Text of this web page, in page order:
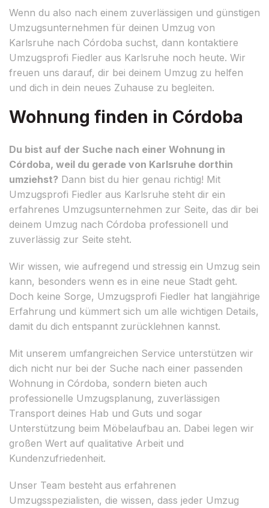
Wenn du also nach einem zuverlässigen und günstigen
Umzugsunternehmen für deinen Umzug von
Karlsruhe nach Córdoba suchst, dann kontaktiere
Umzugsprofi Fiedler aus Karlsruhe noch heute. Wir
freuen uns darauf, dir bei deinem Umzug zu helfen
und dich in dein neues Zuhause zu begleiten.
Wohnung finden in Córdoba
Du bist auf der Suche nach einer Wohnung in
Córdoba, weil du gerade von Karlsruhe dorthin
umziehst? Dann bist du hier genau richtig! Mit
Umzugsprofi Fiedler aus Karlsruhe steht dir ein
erfahrenes Umzugsunternehmen zur Seite, das dir bei
deinem Umzug nach Córdoba professionell und
zuverlässig zur Seite steht.
Wir wissen, wie aufregend und stressig ein Umzug sein
kann, besonders wenn es in eine neue Stadt geht.
Doch keine Sorge, Umzugsprofi Fiedler hat langjährige
Erfahrung und kümmert sich um alle wichtigen Details,
damit du dich entspannt zurücklehnen kannst.
Mit unserem umfangreichen Service unterstützen wir
dich nicht nur bei der Suche nach einer passenden
Wohnung in Córdoba, sondern bieten auch
professionelle Umzugsplanung, zuverlässigen
Transport deines Hab und Guts und sogar
Unterstützung beim Möbelaufbau an. Dabei legen wir
großen Wert auf qualitative Arbeit und
Kundenzufriedenheit.
Unser Team besteht aus erfahrenen
Umzugsspezialisten, die wissen, dass jeder Umzug